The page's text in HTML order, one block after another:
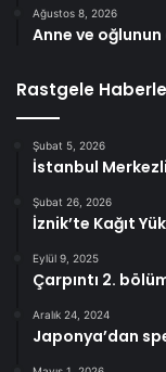
Ağustos 8, 2026
Anne ve oğlunun
Rastgele
Şubat 5, 2026
İstanbul
Şubat 26, 2026
İznik’te Kağıt
Eylül 9, 2025
Çarpıntı 2.
Aralık 24, 2024
Japonya’dan